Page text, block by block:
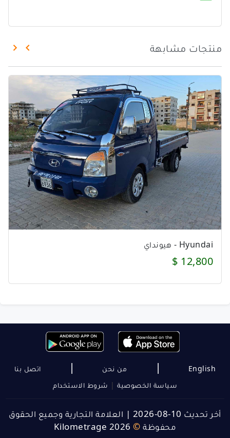
منتجات مشابهة
Hyundai - هيونداي
12,800 $
English
| من نحن |
اتصل بنا
سياسة الخصوصية | شروط الاستخدام
أخر تحديث 10-08-2026 | العلامة التجارية وجميع الحقوق
محفوظة ©
Kilometrage 2026